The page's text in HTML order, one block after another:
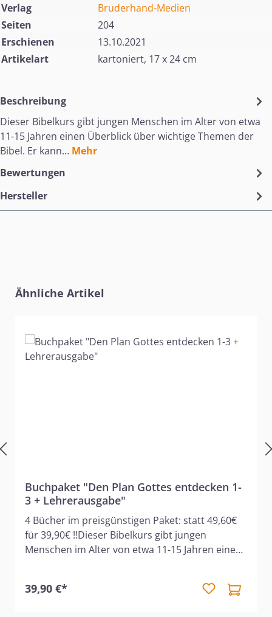
Verlag
Bruderhand-Medien
Seiten
204
Erschienen
13.10.2021
Artikelart
kartoniert, 17 x 24 cm
Beschreibung
Dieser Bibelkurs gibt jungen Menschen im Alter von etwa
11-15 Jahren einen Überblick über wichtige Themen der
Bibel. Er kann… Mehr
Bewertungen
Hersteller
Produktgalerie überspringen
Ähnliche Artikel
Buchpaket "Den Plan Gottes entdecken 1-
3 + Lehrerausgabe"
4 Bücher im preisgünstigen Paket: statt 49,60€
für 39,90€ !!Dieser Bibelkurs gibt jungen
Menschen im Alter von etwa 11-15 Jahren einen
Gemeinde, in einer Freizeit oder in der Familie
39,90 €*